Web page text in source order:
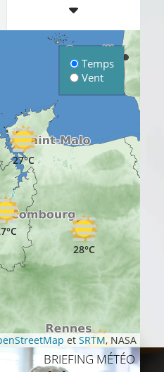
28°C
31°C
27°C
Temps
Vent
et SRTM, NASA
BRIEFING MÉTÉO